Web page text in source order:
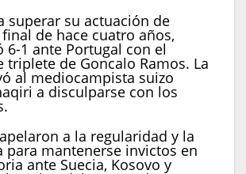
superar su actuación de
de hace cuatro años,
6-1 ante Portugal con el
triplete de Goncalo Ramos. La
al mediocampista suizo
a disculparse con los
a la regularidad y la
para mantenerse invictos en
ante Suecia, Kosovo y